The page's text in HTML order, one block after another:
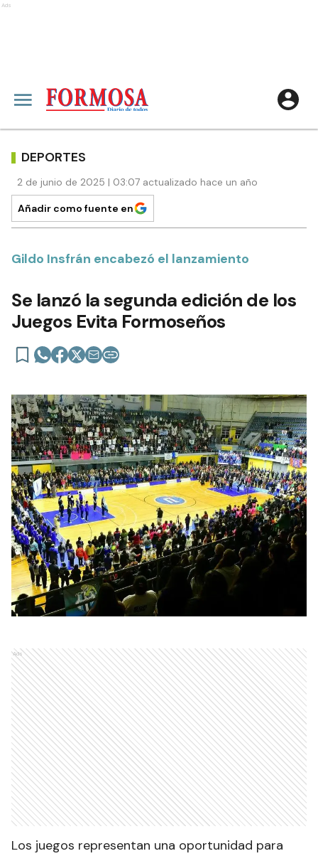
Ads
DEPORTES
2 de junio de 2025 | 03:07 actualizado hace un año
Añadir como fuente en
Gildo Insfrán encabezó el lanzamiento
Se lanzó la segunda edición de los
Juegos Evita Formoseños
Ads
Los juegos representan una oportunidad para